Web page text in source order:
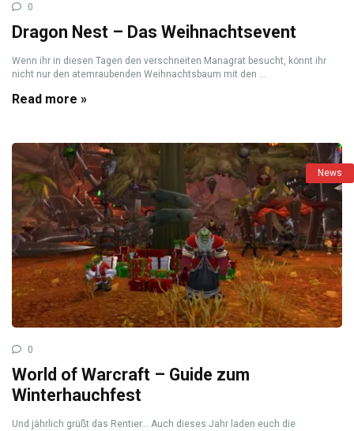
0
Dragon Nest – Das Weihnachtsevent
Wenn ihr in diesen Tagen den verschneiten Managrat besucht, könnt ihr
nicht nur den atemraubenden Weihnachtsbaum mit den ...
Read more »
News
0
World of Warcraft – Guide zum
Winterhauchfest
Und jährlich grüßt das Rentier… Auch dieses Jahr laden euch die